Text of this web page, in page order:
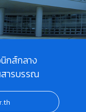
กส์กลาง
ารบรรณ